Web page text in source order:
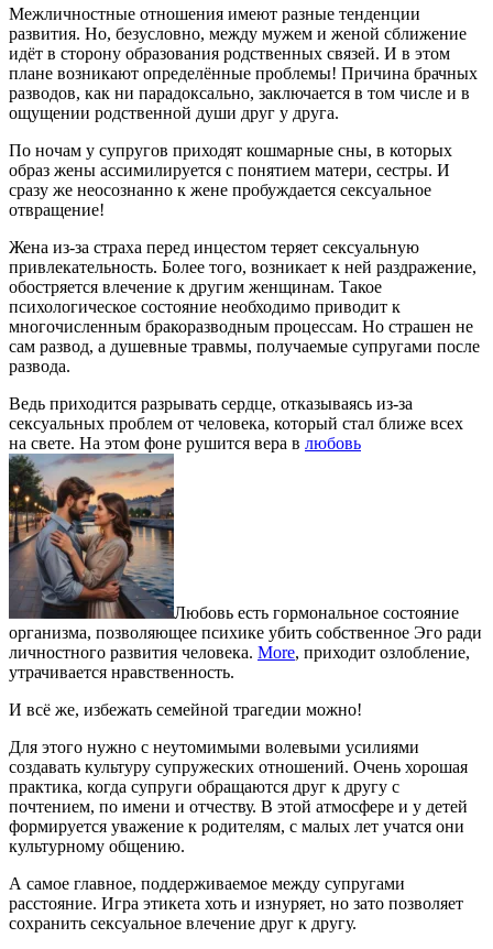
Межличностные отношения имеют разные тенденции
развития. Но, безусловно, между мужем и женой сближение
идёт в сторону образования родственных связей. И в этом
плане возникают определённые проблемы! Причина брачных
разводов, как ни парадоксально, заключается в том числе и в
ощущении родственной души друг у друга.
По ночам у супругов приходят кошмарные сны, в которых
образ жены ассимилируется с понятием матери, сестры. И
сразу же неосознанно к жене пробуждается сексуальное
отвращение!
Жена из-за страха перед инцестом теряет сексуальную
привлекательность. Более того, возникает к ней раздражение,
обостряется влечение к другим женщинам. Такое
психологическое состояние необходимо приводит к
многочисленным бракоразводным процессам. Но страшен не
сам развод, а душевные травмы, получаемые супругами после
развода.
Ведь приходится разрывать сердце, отказываясь из-за
сексуальных проблем от человека, который стал ближе всех
на свете. На этом фоне рушится вера в любовь
Любовь есть гормональное состояние
организма, позволяющее психике убить собственное Эго ради
личностного развития человека. More, приходит озлобление,
утрачивается нравственность.
И всё же, избежать семейной трагедии можно!
Для этого нужно с неутомимыми волевыми усилиями
создавать культуру супружеских отношений. Очень хорошая
практика, когда супруги обращаются друг к другу с
почтением, по имени и отчеству. В этой атмосфере и у детей
формируется уважение к родителям, с малых лет учатся они
культурному общению.
А самое главное, поддерживаемое между супругами
расстояние. Игра этикета хоть и изнуряет, но зато позволяет
сохранить сексуальное влечение друг к другу.